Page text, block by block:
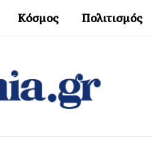
Κόσμος Πολιτισμός